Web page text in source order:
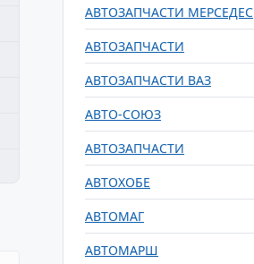
АВТОЗАПЧАСТИ МЕРСЕДЕС
АВТОЗАПЧАСТИ
АВТОЗАПЧАСТИ ВАЗ
АВТО-СОЮЗ
АВТОЗАПЧАСТИ
АВТОХОБЕ
АВТОМАГ
АВТОМАРШ